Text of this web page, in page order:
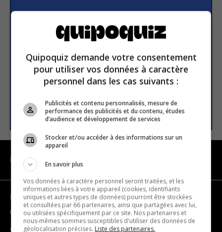
newsletter
Email address
SUBSCRIBE
NAVIGATION
Become a partner
Contact us
About us
Quipoquiz demande votre consentement
pour utiliser vos données à caractère
personnel dans les cas suivants :
Publicités et contenu personnalisés, mesure de
performance des publicités et du contenu, études
d’audience et développement de services
Stocker et/ou accéder à des informations sur un
appareil
En savoir plus
Vos données à caractère personnel seront traitées, et les
informations liées à votre appareil (cookies, identifiants
uniques et autres types de données) pourront être stockées
et consultées par 66 partenaires, ainsi que partagées avec lui,
ou utilisées spécifiquement par ce site. Nos partenaires et
nous-mêmes sommes susceptibles d'utiliser des données de
géolocalisation précises. Liste des partenaires.